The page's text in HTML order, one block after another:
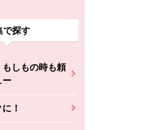
で探す
しもの時も頼
ー
！